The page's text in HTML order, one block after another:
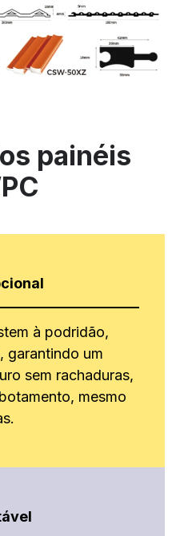
painéis
à podridão,
garantindo um
sem rachaduras,
mesmo